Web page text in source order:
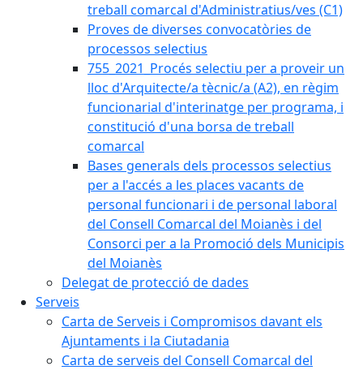
treball comarcal d'Administratius/ves (C1)
Proves de diverses convocatòries de
processos selectius
755_2021_Procés selectiu per a proveir un
lloc d'Arquitecte/a tècnic/a (A2), en règim
funcionarial d'interinatge per programa, i
constitució d'una borsa de treball
comarcal
Bases generals dels processos selectius
per a l'accés a les places vacants de
personal funcionari i de personal laboral
del Consell Comarcal del Moianès i del
Consorci per a la Promoció dels Municipis
del Moianès
Delegat de protecció de dades
Serveis
Carta de Serveis i Compromisos davant els
Ajuntaments i la Ciutadania
Carta de serveis del Consell Comarcal del